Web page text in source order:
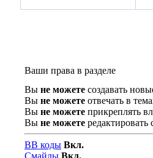
Ваши права в разделе
Вы не можете создавать
Вы не можете отвечать в
Вы не можете прикреплять
Вы не можете
BB коды Вкл.
Смайлы Вкл.